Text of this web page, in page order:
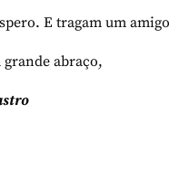
E tragam um
grande abraço,